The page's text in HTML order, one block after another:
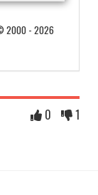
2000 - 2026
0 1